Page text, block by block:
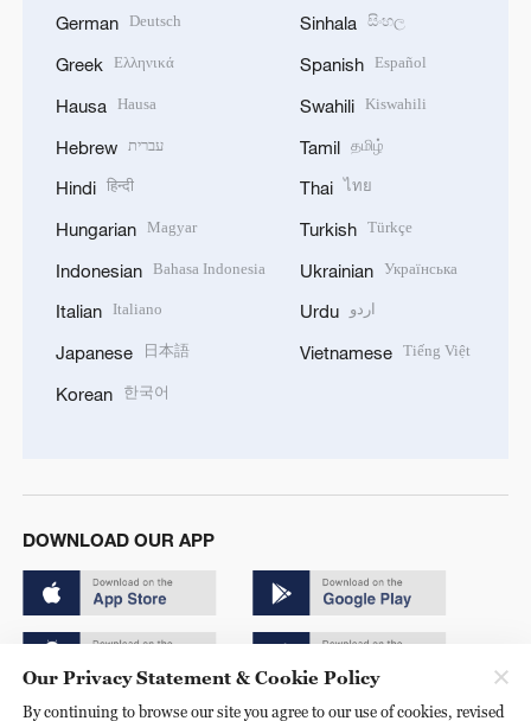
German Deutsch
Greek Ελληνικά
Hausa Hausa
Hebrew עברית
Hindi हिन्दी
Hungarian Magyar
Indonesian Bahasa Indonesia
Italian Italiano
Japanese 日本語
Korean 한국어
Sinhala සිංහල
Spanish Español
Swahili Kiswahili
Tamil தமிழ்
Thai ไทย
Turkish Türkçe
Ukrainian Українська
Urdu اردو
Vietnamese Tiếng Việt
DOWNLOAD OUR APP
Copyright © 2024 CGTN.
Our Privacy Statement & Cookie Policy
By continuing to browse our site you agree to our use of cookies, revised